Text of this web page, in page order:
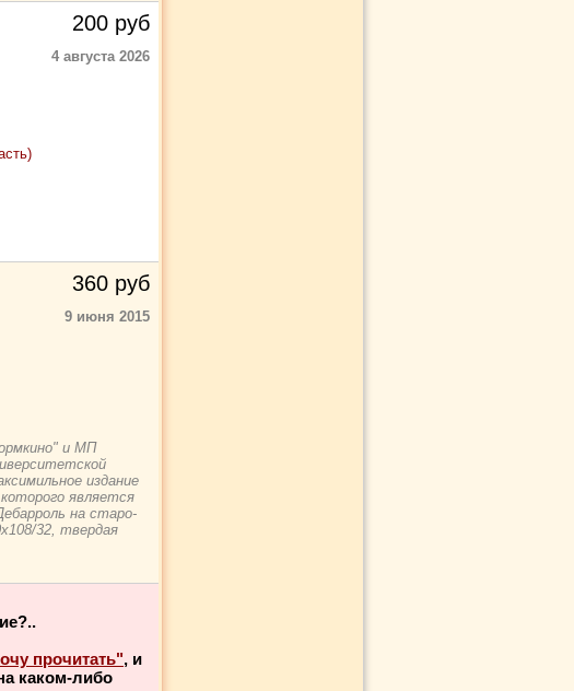
200 руб
4 августа 2026
360 руб
9 июня 2015
и МП
издание
является
на старо-
32, твердая
прочитать", и
каком-либо